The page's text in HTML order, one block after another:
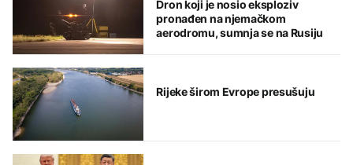
Dron koji je nosio eksploziv
pronađen na njemačkom
aerodromu, sumnja se na Rusiju
Rijeke širom Evrope presušuju